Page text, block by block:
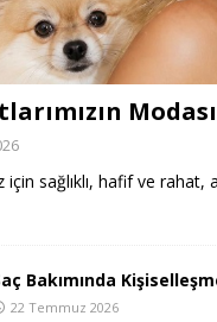
için sağlıklı, hafif ve rahat,
Bakımında
22 Temmuz 2026